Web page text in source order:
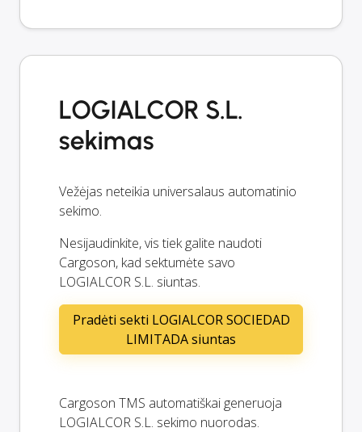
LOGIALCOR S.L.
sekimas
Vežėjas neteikia universalaus automatinio
sekimo.
Nesijaudinkite, vis tiek galite naudoti
Cargoson, kad sektumėte savo
LOGIALCOR S.L. siuntas.
Pradėti sekti LOGIALCOR SOCIEDAD
LIMITADA siuntas
Cargoson TMS automatiškai generuoja
LOGIALCOR S.L. sekimo nuorodas.